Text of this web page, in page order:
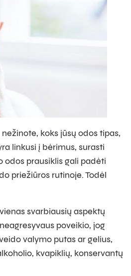
koks jūsų odos tipas,
linkusi į bėrimus, surasti
odos prausiklis gali padėti
priežiūros rutinoje. Todėl
svarbiausių aspektų
poveikio, jog
valymo putas ar gelius,
kvapiklių, konservantų